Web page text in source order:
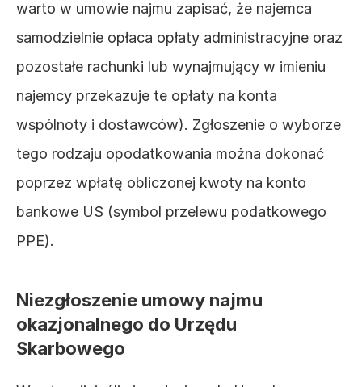
warto w umowie najmu zapisać, że najemca
samodzielnie opłaca opłaty administracyjne oraz
pozostałe rachunki lub wynajmujący w imieniu
najemcy przekazuje te opłaty na konta
wspólnoty i dostawców). Zgłoszenie o wyborze
tego rodzaju opodatkowania można dokonać
poprzez wpłatę obliczonej kwoty na konto
bankowe US (symbol przelewu podatkowego
PPE).
Niezgłoszenie umowy najmu
okazjonalnego do Urzędu
Skarbowego